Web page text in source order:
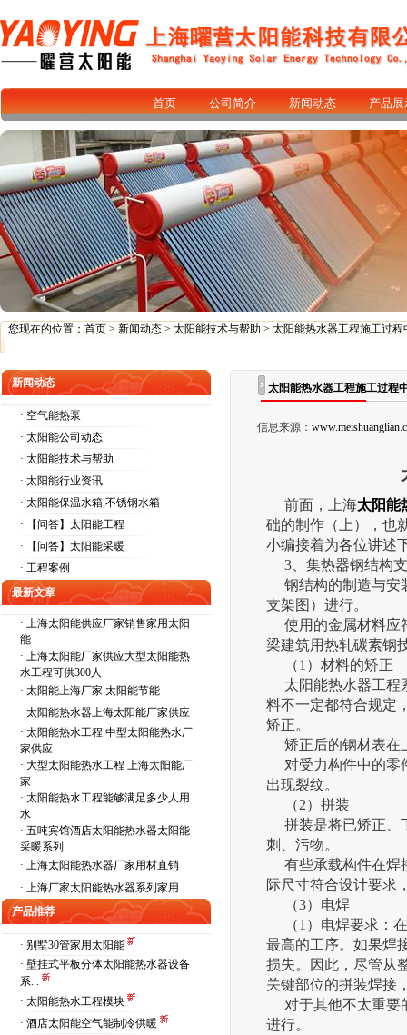
首页 公司简介 新闻动态 产品展
您现在的位置： 首页 > 新闻动态 > 太阳能技术与帮助 > 太阳能热水器工程施工过
新闻动态
· 空气能热泵
· 太阳能公司动态
· 太阳能技术与帮助
· 太阳能行业资讯
· 太阳能保温水箱,不锈钢水箱
· 【问答】太阳能工程
· 【问答】太阳能采暖
· 工程案例
最新文章
· 上海太阳能供应厂家销售家用太阳
能
· 上海太阳能厂家供应大型太阳能热
水工程可供300人
· 太阳能上海厂家 太阳能节能
· 太阳能热水器上海太阳能厂家供应
· 太阳能热水工程 中型太阳能热水厂
家供应
· 大型太阳能热水工程 上海太阳能厂
家
· 太阳能热水工程能够满足多少人用
水
· 五吨宾馆酒店太阳能热水器太阳能
采暖系列
· 上海太阳能热水器厂家用材直销
· 上海厂家太阳能热水器系列家用
产品推荐
· 别墅30管家用太阳能
· 壁挂式平板分体太阳能热水器设备
系...
· 太阳能热水工程模块
· 酒店太阳能空气能制冷供暖
太阳能热水器工程施工过程
信息来源：
前面，上海太阳能
础的制作（上），也
小编接着为各位讲述
3、集热器钢结构
钢结构的制造与安
支架图）进行。
使用的金属材料应
梁建筑用热轧碳素钢
（1）材料的矫正
太阳能热水器工程
料不一定都符合规定
矫正。
矫正后的钢材表在
对受力构件中的零
出现裂纹。
（2）拼装
拼装是将已矫正、
刺、污物。
有些承载构件在焊
际尺寸符合设计要求
（3）电焊
（1）电焊要求：在
最高的工序。如果焊
损失。因此，尽管从
关键部位的拼装焊接
对于其他不太重要
进行。